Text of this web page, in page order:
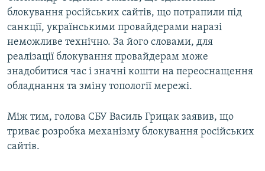
блокування російських сайтів, що потрапили під
санкції, українськими провайдерами наразі
неможливе технічно. За його словами, для
реалізації блокування провайдерам може
знадобитися час і значні кошти на переоснащення
обладнання та зміну топології мережі.
Між тим, голова СБУ Василь Грицак заявив, що
триває розробка механізму блокування російських
сайтів.